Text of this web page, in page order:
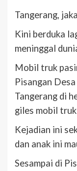
Tangerang,
Kini berduka
meninggal
Mobil truk
Pisangan
Tangerang di
giles mobil
Kejadian ini
dan anak ini
Sesampai di